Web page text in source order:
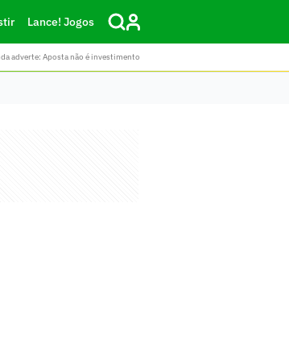
Lance! Jogos
adverte: Aposta não é investimento